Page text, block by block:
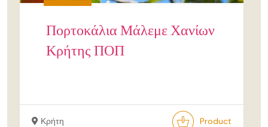
Πορτοκάλια Μάλεμε Χανίων
Κρήτης ΠΟΠ
Κρήτη Product